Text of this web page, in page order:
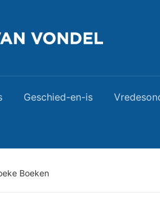
Geschied-en-is
Boeken